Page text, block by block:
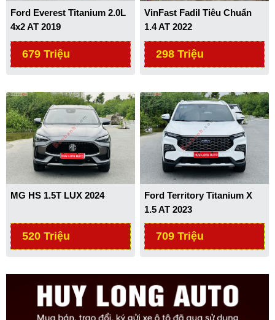
Ford Everest Titanium 2.0L
4x2 AT 2019
679 Triệu
VinFast Fadil Tiêu Chuẩn
1.4 AT 2022
298 Triệu
MG HS 1.5T LUX 2024
520 Triệu
Ford Territory Titanium X
1.5 AT 2023
709 Triệu